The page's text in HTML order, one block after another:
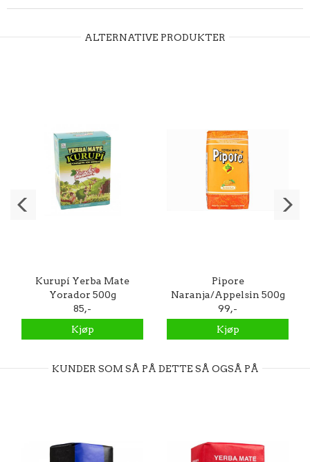
ALTERNATIVE PRODUKTER
Kurupí Yerba Mate
Yorador 500g
85,-
Kjøp
Pipore
Naranja/Appelsin 500g
99,-
Kjøp
KUNDER SOM SÅ PÅ DETTE SÅ OGSÅ PÅ